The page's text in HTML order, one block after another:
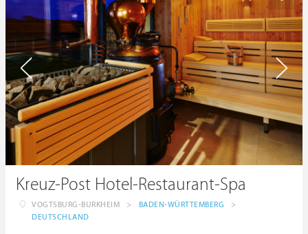
Kreuz-Post Hotel-Restaurant-Spa
VOGTSBURG-BURKHEIM > BADEN-WÜRTTEMBERG
>
DEUTSCHLAND